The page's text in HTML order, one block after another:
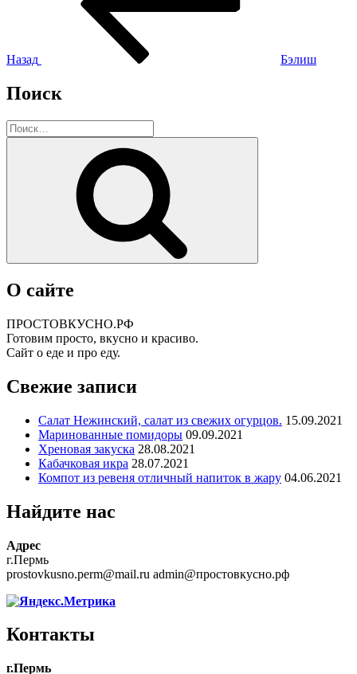
Назад Бэлиш
Поиск
Искать:
О сайте
ПРОСТОВКУСНО.РФ
Готовим просто, вкусно и красиво.
Сайт о еде и про еду.
Свежие записи
Салат Нежинский, салат из свежих огурцов. 15.09.2021
Маринованные помидоры 09.09.2021
Хреновая закуска 28.08.2021
Кабачковая икра 28.07.2021
Компот из ревеня отличный напиток в жару 04.06.2021
Найдите нас
Адрес
г.Пермь
prostovkusno.perm@mail.ru admin@простовкусно.рф
Контакты
г.Пермь